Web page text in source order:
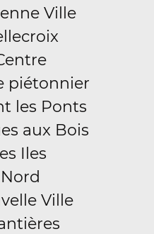
Ville
piétonnier
les Ponts
aux Bois
Iles
Ville